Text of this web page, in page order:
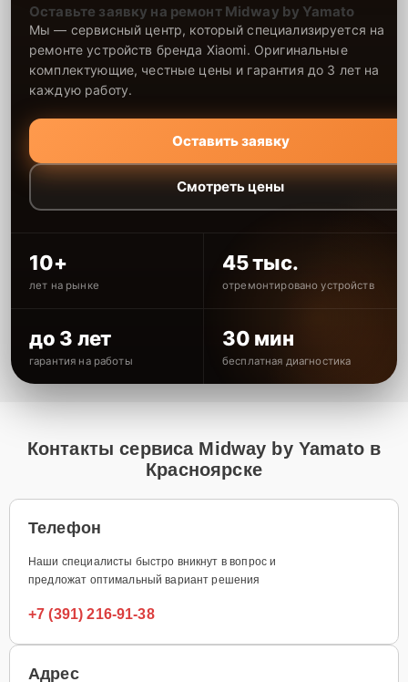
Оставьте заявку на ремонт Midway by Yamato
Мы — сервисный центр, который специализируется на
ремонте устройств бренда Xiaomi. Оригинальные
комплектующие, честные цены и гарантия до 3 лет на
каждую работу.
Оставить заявку
Смотреть цены
10+
лет на рынке
45 тыс.
отремонтировано устройств
до 3 лет
гарантия на работы
30 мин
бесплатная диагностика
Контакты сервиса Midway by Yamato в
Красноярске
Телефон
Наши специалисты быстро вникнут в вопрос и
предложат оптимальный вариант решения
+7 (391) 216-91-38
Адрес